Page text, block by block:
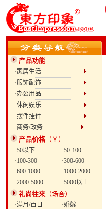
产品功能
·家居生活
·服饰配饰
·办公用品
·休闲娱乐
·摆件挂件
·商务/政务
产品价格（￥）
·50以下
·50-100
·100-300
·300-600
·600-1000
·1000-2000
·2000-5000
·5000以上
礼尚往来 （场合）
·满月/百日
·婚嫁